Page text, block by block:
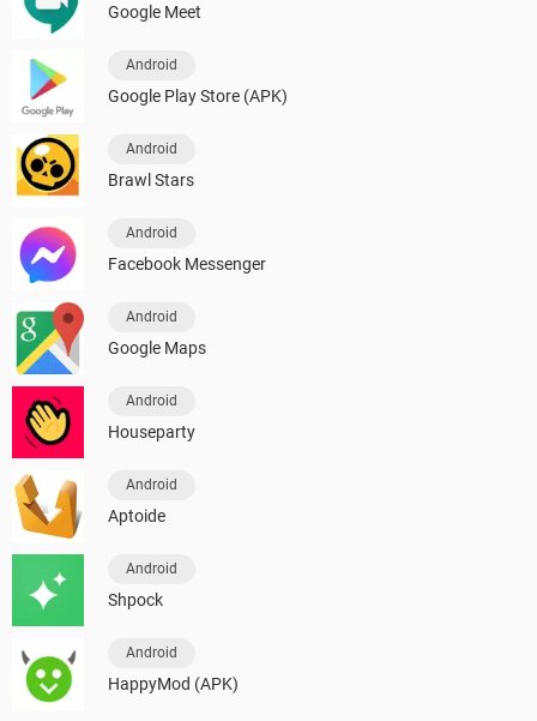
Google Meet
Android
Google Play Store (APK)
Android
Brawl Stars
Android
Facebook Messenger
Android
Google Maps
Android
Houseparty
Android
Aptoide
Android
Shpock
Android
HappyMod (APK)